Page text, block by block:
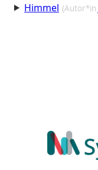
Himmel (Autor*in